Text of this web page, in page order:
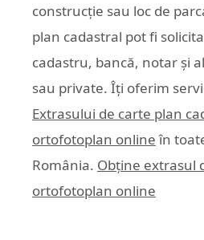
construcție sau loc de
plan cadastral pot fi
cadastru, bancă, notar și
sau private. Îți oferim
Extrasului de carte plan
ortofotoplan online în
România. Obține extrasul
ortofotoplan online